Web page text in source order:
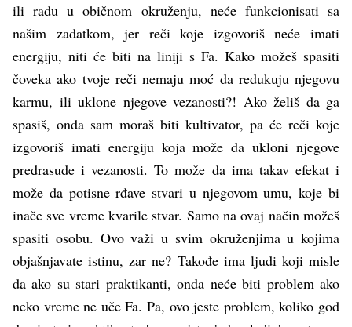
ili radu u običnom okruženju, neće funkcionisati sa
našim zadatkom, jer reči koje izgovoriš neće imati
energiju, niti će biti na liniji s Fa. Kako možeš spasiti
čoveka ako tvoje reči nemaju moć da redukuju njegovu
karmu, ili uklone njegove vezanosti?! Ako želiš da ga
spasiš, onda sam moraš biti kultivator, pa će reči koje
izgovoriš imati energiju koja može da ukloni njegove
predrasude i vezanosti. To može da ima takav efekat i
može da potisne rđave stvari u njegovom umu, koje bi
inače sve vreme kvarile stvar. Samo na ovaj način možeš
spasiti osobu. Ovo važi u svim okruženjima u kojima
objašnjavate istinu, zar ne? Takođe ima ljudi koji misle
da ako su stari praktikanti, onda neće biti problem ako
neko vreme ne uče Fa. Pa, ovo jeste problem, koliko god